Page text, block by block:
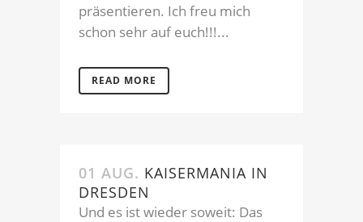
präsentieren. Ich freu mich
schon sehr auf euch!!!...
READ MORE
01 AUG. KAISERMANIA IN
DRESDEN
Und es ist wieder soweit: Das